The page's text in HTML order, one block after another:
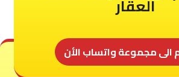
العقار
الى مجموعة واتساب الأن